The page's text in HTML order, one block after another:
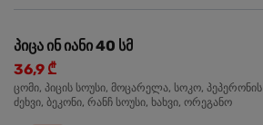
პიცა ინ იანი 40 სმ
36,9 ₾
ცომი, პიცის სოუსი, მოცარელა, სოკო, პეპერონის
ძეხვი, ბეკონი, რანჩ სოუსი, ხახვი, ორეგანო